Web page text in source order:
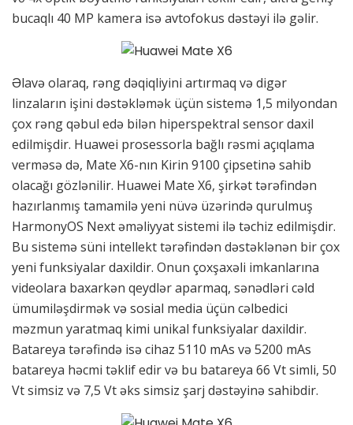
bucaqlı 40 MP kamera isə avtofokus dəstəyi ilə gəlir.
Əlavə olaraq, rəng dəqiqliyini artırmaq və digər
linzaların işini dəstəkləmək üçün sistemə 1,5 milyondan
çox rəng qəbul edə bilən hiperspektral sensor daxil
edilmişdir. Huawei prosessorla bağlı rəsmi açıqlama
verməsə də, Mate X6-nın Kirin 9100 çipsetinə sahib
olacağı gözlənilir. Huawei Mate X6, şirkət tərəfindən
hazırlanmış tamamilə yeni nüvə üzərində qurulmuş
HarmonyOS Next əməliyyat sistemi ilə təchiz edilmişdir.
Bu sistemə süni intellekt tərəfindən dəstəklənən bir çox
yeni funksiyalar daxildir. Onun çoxşaxəli imkanlarına
videolara baxarkən qeydlər aparmaq, sənədləri cəld
ümumiləşdirmək və sosial media üçün cəlbedici
məzmun yaratmaq kimi unikal funksiyalar daxildir.
Batareya tərəfində isə cihaz 5110 mAs və 5200 mAs
batareya həcmi təklif edir və bu batareya 66 Vt simli, 50
Vt simsiz və 7,5 Vt əks simsiz şarj dəstəyinə sahibdir.